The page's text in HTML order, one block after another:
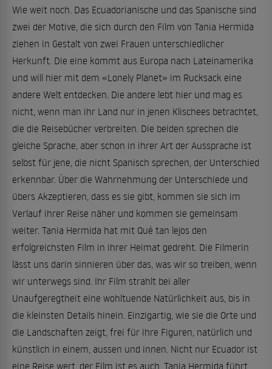
Wie weit noch. Das Ecuadorianische und das Spanische sind
zwei der Motive, die sich durch den Film von Tania Hermida
ziehen in Gestalt von zwei Frauen unterschiedlicher
Herkunft. Die eine kommt aus Europa nach Lateinamerika
und will hier mit dem «Lonely Planet» im Rucksack eine
andere Welt entdecken. Die andere lebt hier und mag es
nicht, wenn man ihr Land nur in jenen Klischees betrachtet,
die die Reisebücher verbreiten. Die beiden sprechen die
gleiche Sprache, aber schon in ihrer Art der Aussprache ist
selbst für jene, die nicht Spanisch sprechen, der Unterschied
erkennbar. Über die Wahrnehmung der Unterschiede und
übers Akzeptieren, dass es sie gibt, kommen sie sich im
Verlauf ihrer Reise näher und kommen sie gemeinsam
weiter. Tania Hermida hat mit Qué tan lejos den
erfolgreichsten Film in ihrer Heimat gedreht. Die Filmerin
lässt uns darin sinnieren über das, was wir so treiben, wenn
wir unterwegs sind. Ihr Film strahlt bei aller
Unaufgeregtheit eine wohltuende Natürlichkeit aus, bis in
die kleinsten Details hinein. Einzigartig, wie sie die Orte und
die Landschaften zeigt, frei für ihre Figuren, natürlich und
künstlich in einem, aussen und innen. Nicht nur Ecuador ist
eine Reise wert, der Film ist es auch. Tania Hermida führt